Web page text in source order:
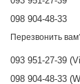
098 904-48-33
Перезвонить
093 951-27-39
098 904-48-33